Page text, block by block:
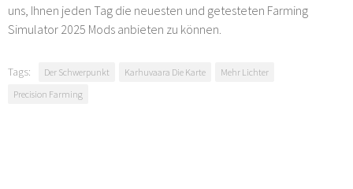
uns, Ihnen jeden Tag die neuesten und getesteten Farming
Simulator 2025 Mods anbieten zu können.
Tags: Der Schwerpunkt Karhuvaara Die Karte
Mehr Lichter
Precision Farming